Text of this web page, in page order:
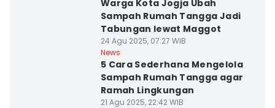
Warga Kota Jogja Ubah
Sampah Rumah Tangga Jadi
Tabungan lewat Maggot
24 Agu 2025, 07:27 WIB
News
5 Cara Sederhana Mengelola
Sampah Rumah Tangga agar
Ramah Lingkungan
21 Agu 2025, 22:42 WIB